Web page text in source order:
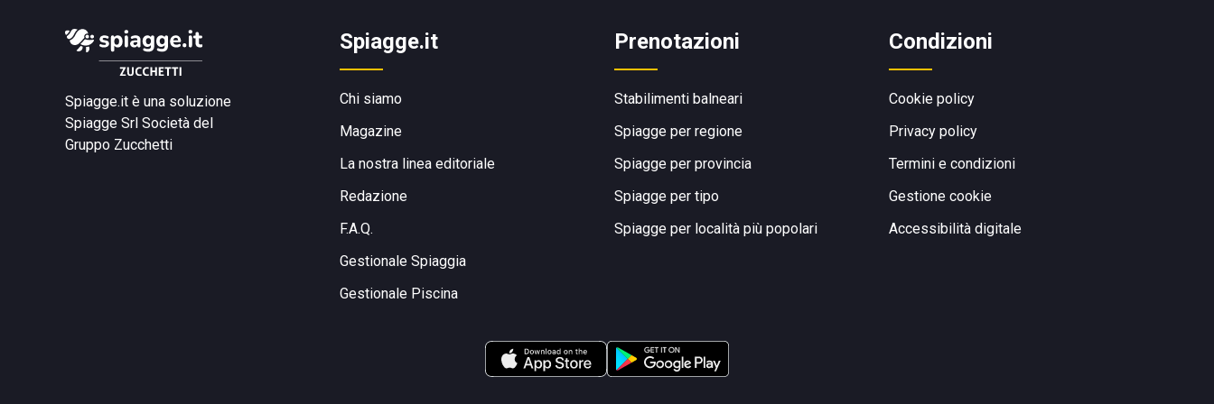
Spiagge.it è una soluzione
Spiagge Srl Società del
Gruppo Zucchetti
Spiagge.it
Chi siamo
Magazine
La nostra linea editoriale
Redazione
F.A.Q.
Gestionale Spiaggia
Gestionale Piscina
Prenotazioni
Stabilimenti balneari
Spiagge per regione
Spiagge per provincia
Spiagge per tipo
Spiagge per località più popolari
Condizioni
Cookie policy
Privacy policy
Termini e condizioni
Gestione cookie
Accessibilità digitale